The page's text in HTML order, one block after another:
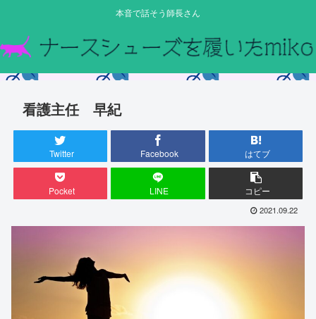
本音で話そう師長さん
看護主任 早紀
Twitter Facebook はてブ
Pocket LINE コピー
2021.09.22